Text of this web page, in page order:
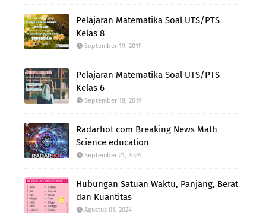
Pelajaran Matematika Soal UTS/PTS
Kelas 8
September 19, 2019
Pelajaran Matematika Soal UTS/PTS
Kelas 6
September 18, 2019
Radarhot com Breaking News Math
Science education
September 21, 2024
Hubungan Satuan Waktu, Panjang, Berat
dan Kuantitas
Agustus 01, 2024